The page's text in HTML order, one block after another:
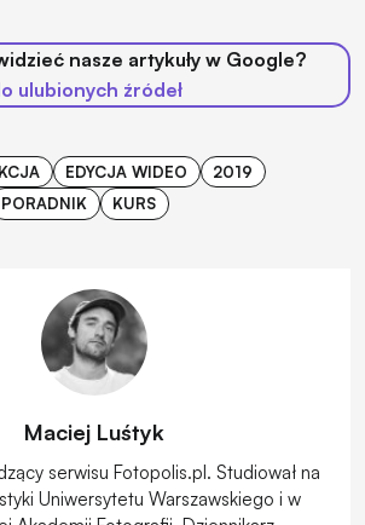
nasze artykuły w Google?
ulubionych źródeł
EDYCJA WIDEO
2019
PORADNIK KURS
Maciej Luśtyk
serwisu Fotopolis.pl. Studiował na
Uniwersytetu Warszawskiego i w